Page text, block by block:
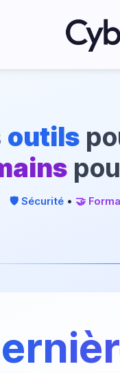
outils
🛡️ Sécurité • 🤝